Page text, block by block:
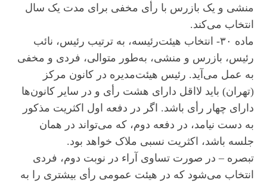
منشی و یک بازرس با رأی مخفی برای مدت یک سال
انتخاب می‌کند.
ماده ۳۰- انتخاب هیئت‌رئیسه، به ترتیب رئیس، نائب
رئیس، بازرس و منشی، به‌طور متوالی، فردی و مخفی
به عمل می‌آید. رئیس هیئت‌مدیره در کانون مرکز
(تهران) باید لااقل دارای هشت رأی و در سایر کانون‌ها
دارای چهار رأی باشد. اگر در دفعه اول اکثریت مذکور
به دست نیامد، در دفعه دوم، که می‌تواند در همان
جلسه باشد، اکثریت نسبی ملاک خواهد بود.
تبصره – در صورت تساوی آراء در نوبت دوم، فردی
انتخاب می‌شود که در هیئت عمومی رأی بیشتری را به